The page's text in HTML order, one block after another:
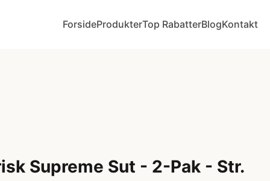
ForsideProdukterTop RabatterBlogKontakt
Supreme Sut - 2-Pak - Str.